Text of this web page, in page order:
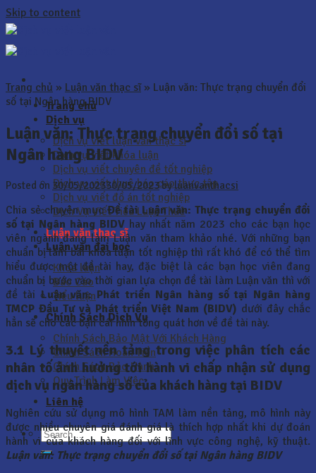
Skip to content
Trang chủ
Dịch vụ
Dịch vụ viết luận văn thạc sĩ
Dịch vụ viết khóa luận
Dịch vụ viết chuyên đề tốt nghiệp
Dịch vụ viết thuê báo cáo thực tập
Dịch vụ viết đồ án tốt nghiệp
Dịch Vụ Viết Tiểu Luận Thuê
Luận văn thạc sĩ
Luận văn đại học
Khóa luận
Báo Cáo
Tiểu luận
Chính Sách Dịch Vụ
Chính Sách Bảo Mật Với Khách Hàng
Chính Sách Hoàn Tiền
Chính Sách Bảo Hành
Quy Trình Làm Việc
Liên hệ
Trang chủ » Luận văn thạc sĩ» Luận văn: Thực trạng chuyển đổi
số tại Ngân hàng BIDV
Luận văn: Thực trạng chuyển đổi số tại
Ngân hàng BIDV
Posted on 30/05/202330/05/2023byluanvanthacsi
Chia sẻ chuyên mụcĐề tài Luận văn: Thực trạng chuyển đổi
số tại Ngân hàng BIDV hay nhất năm 2023 cho các bạn học
viên ngành đang làm Luận văn tham khảo nhé. Với những bạn
chuẩn bị làm bài khóa luận tốt nghiệp thì rất khó để có thể tìm
hiểu được một đề tài hay, đặc biệt là các bạn học viên đang
chuẩn bị bước vào thời gian lựa chọn đề tài làm Luận văn thì với
đề tàiLuận văn:Phát triển Ngân hàng số tại Ngân hàng
TMCP Đầu Tư và Phát triển Việt Nam (BIDV) dưới đây chắc
hẳn sẽ cho các bạn cái nhìn tổng quát hơn về đề tài này.
3.1 Lý thuyết nền tảng trong việc phân tích các
nhân tố ảnh hưởng tới hành vi chấp nhận sử dụng
dịch vụ ngân hàng số của khách hàng tại BIDV
Nghiên cứu sử dụng mô hình TAM làm nền tảng, mô hình này
được nhiều chuyên giá đánh giá là thích hợp nhất khi dự đoán
hành vi của khách hàng đối với lĩnh vực công nghệ, kỹ thuật.
Luận văn: Thực trạng chuyển đổi số tại Ngân hàng BIDV